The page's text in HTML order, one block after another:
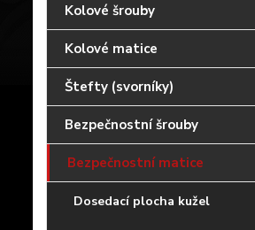
Kolové šrouby
Kolové matice
Štefty (svorníky)
Bezpečnostní šrouby
Bezpečnostní matice
Dosedací plocha kužel